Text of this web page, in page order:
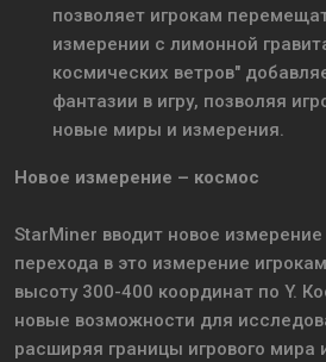
позволяет игрокам
измерении с лимонной
космических ветров"
фантазии в игру, позволяя
новые миры и измерения.
Новое измерение – космос
StarMiner вводит новое
перехода в это измерение
высоту 300-400 координат по Y.
новые возможности для
расширяя границы игрового мира